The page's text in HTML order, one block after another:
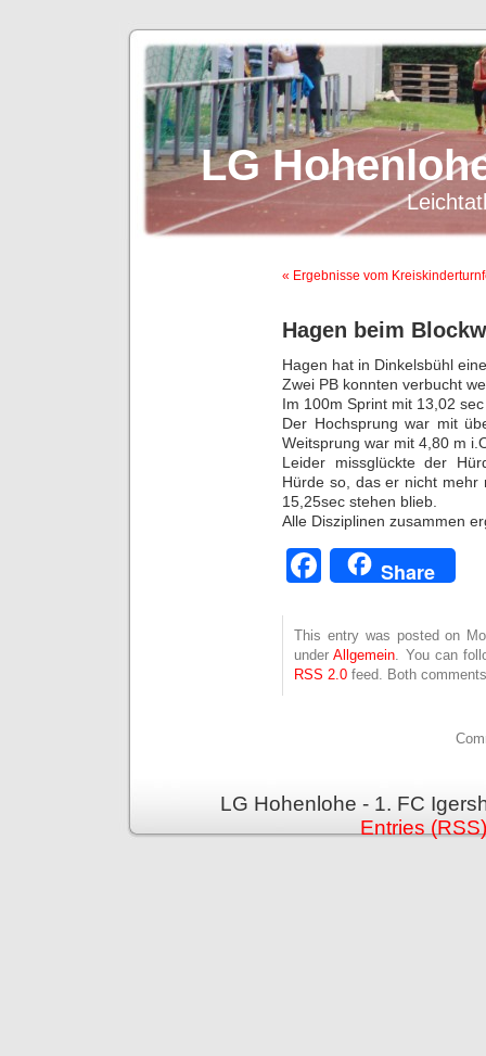
LG
« Ergebnisse vom
Hagen beim
Hagen hat in Dinkelsbühl
Zwei PB konnten verbucht
Im 100m Sprint mit 13,02
Der Hochsprung war mit
Weitsprung war mit 4,80 m
Leider missglückte der
Hürde so, das er nicht
15,25sec stehen blieb.
Alle Disziplinen zusammen
Facebook
Share
This entry was posted on
underAllgemein . You can
RSS 2.0 feed. Both
LG Hohenlohe - 1. FC
Entries (RSS)